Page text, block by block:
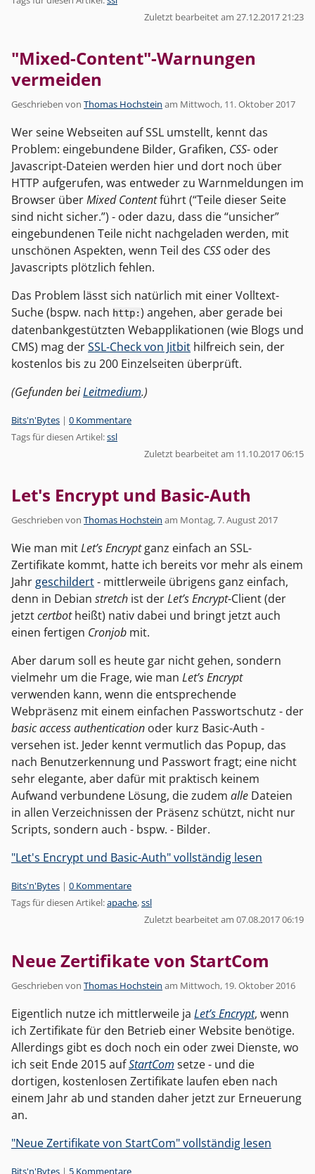
Zuletzt bearbeitet am 27.12.2017 21:23
"Mixed-Content"-Warnungen
vermeiden
Geschrieben von Thomas Hochstein am Mittwoch, 11. Oktober 2017
Wer seine Webseiten auf SSL umstellt, kennt das
Problem: eingebundene Bilder, Grafiken, CSS- oder
Javascript-Dateien werden hier und dort noch über
HTTP aufgerufen, was entweder zu Warnmeldungen im
Browser überMixed Contentführt (“Teile dieser Seite
sind nicht sicher.”) - oder dazu, dass die “unsicher”
eingebundenen Teile nicht nachgeladen werden, mit
unschönen Aspekten, wenn Teil des CSS oder des
Javascripts plötzlich fehlen.
Das Problem lässt sich natürlich mit einer Volltext-
Suche (bspw. nach http:) angehen, aber gerade bei
datenbankgestützten Webapplikationen (wie Blogs und
CMS) mag derSSL-Check von Jitbit hilfreich sein, der
kostenlos bis zu 200 Einzelseiten überprüft.
(Gefunden beiLeitmedium.)
Kategorien:
Bits'n'Bytes | 0 Kommentare
Tags für diesen Artikel:ssl
Zuletzt bearbeitet am 11.10.2017 06:15
Let's Encrypt und Basic-Auth
Geschrieben von Thomas Hochstein am Montag, 7. August 2017
Wie man mitLet’s Encryptganz einfach an SSL-
Zertifikate kommt, hatte ich bereits vor mehr als einem
Jahr geschildert- mittlerweile übrigens ganz einfach,
denn in Debian stretch ist derLet’s Encrypt-Client (der
jetztcertbotheißt) nativ dabei und bringt jetzt auch
einen fertigen Cronjob mit.
Aber darum soll es heute gar nicht gehen, sondern
vielmehr um die Frage, wie man Let’s Encrypt
verwenden kann, wenn die entsprechende
Webpräsenz mit einem einfachen Passwortschutz - der
basic access authentication oder kurz Basic-Auth -
versehen ist. Jeder kennt vermutlich das Popup, das
nach Benutzerkennung und Passwort fragt; eine nicht
sehr elegante, aber dafür mit praktisch keinem
Aufwand verbundene Lösung, die zudem alle Dateien
in allen Verzeichnissen der Präsenz schützt, nicht nur
Scripts, sondern auch - bspw. - Bilder.
"Let's Encrypt und Basic-Auth" vollständig lesen
Kategorien:
Bits'n'Bytes | 0 Kommentare
Tags für diesen Artikel:apache,ssl
Zuletzt bearbeitet am 07.08.2017 06:19
Neue Zertifikate von StartCom
Geschrieben von Thomas Hochstein am Mittwoch, 19. Oktober 2016
Eigentlich nutze ich mittlerweile ja Let’s Encrypt, wenn
ich Zertifikate für den Betrieb einer Website benötige.
Allerdings gibt es doch noch ein oder zwei Dienste, wo
ich seit Ende 2015 aufStartCom setze - und die
dortigen, kostenlosen Zertifikate laufen eben nach
einem Jahr ab und standen daher jetzt zur Erneuerung
an.
"Neue Zertifikate von StartCom" vollständig lesen
Kategorien:
Bits'n'Bytes | 5 Kommentare